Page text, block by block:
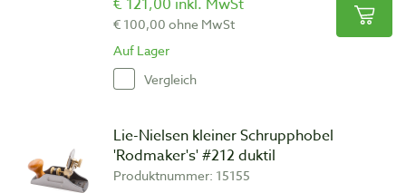
€ 121,00 inkl. MwSt
€ 100,00 ohne MwSt
Auf Lager
Vergleich
Lie-Nielsen kleiner Schrupphobel
'Rodmaker's' #212 duktil
Produktnummer: 15155